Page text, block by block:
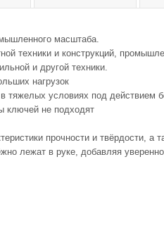
масштаба.
техники и конструкций,
и другой техники.
нагрузок
тяжелых условиях под действием
ключей не подходят
прочности и твёрдости, а
лежат в руке, добавляя